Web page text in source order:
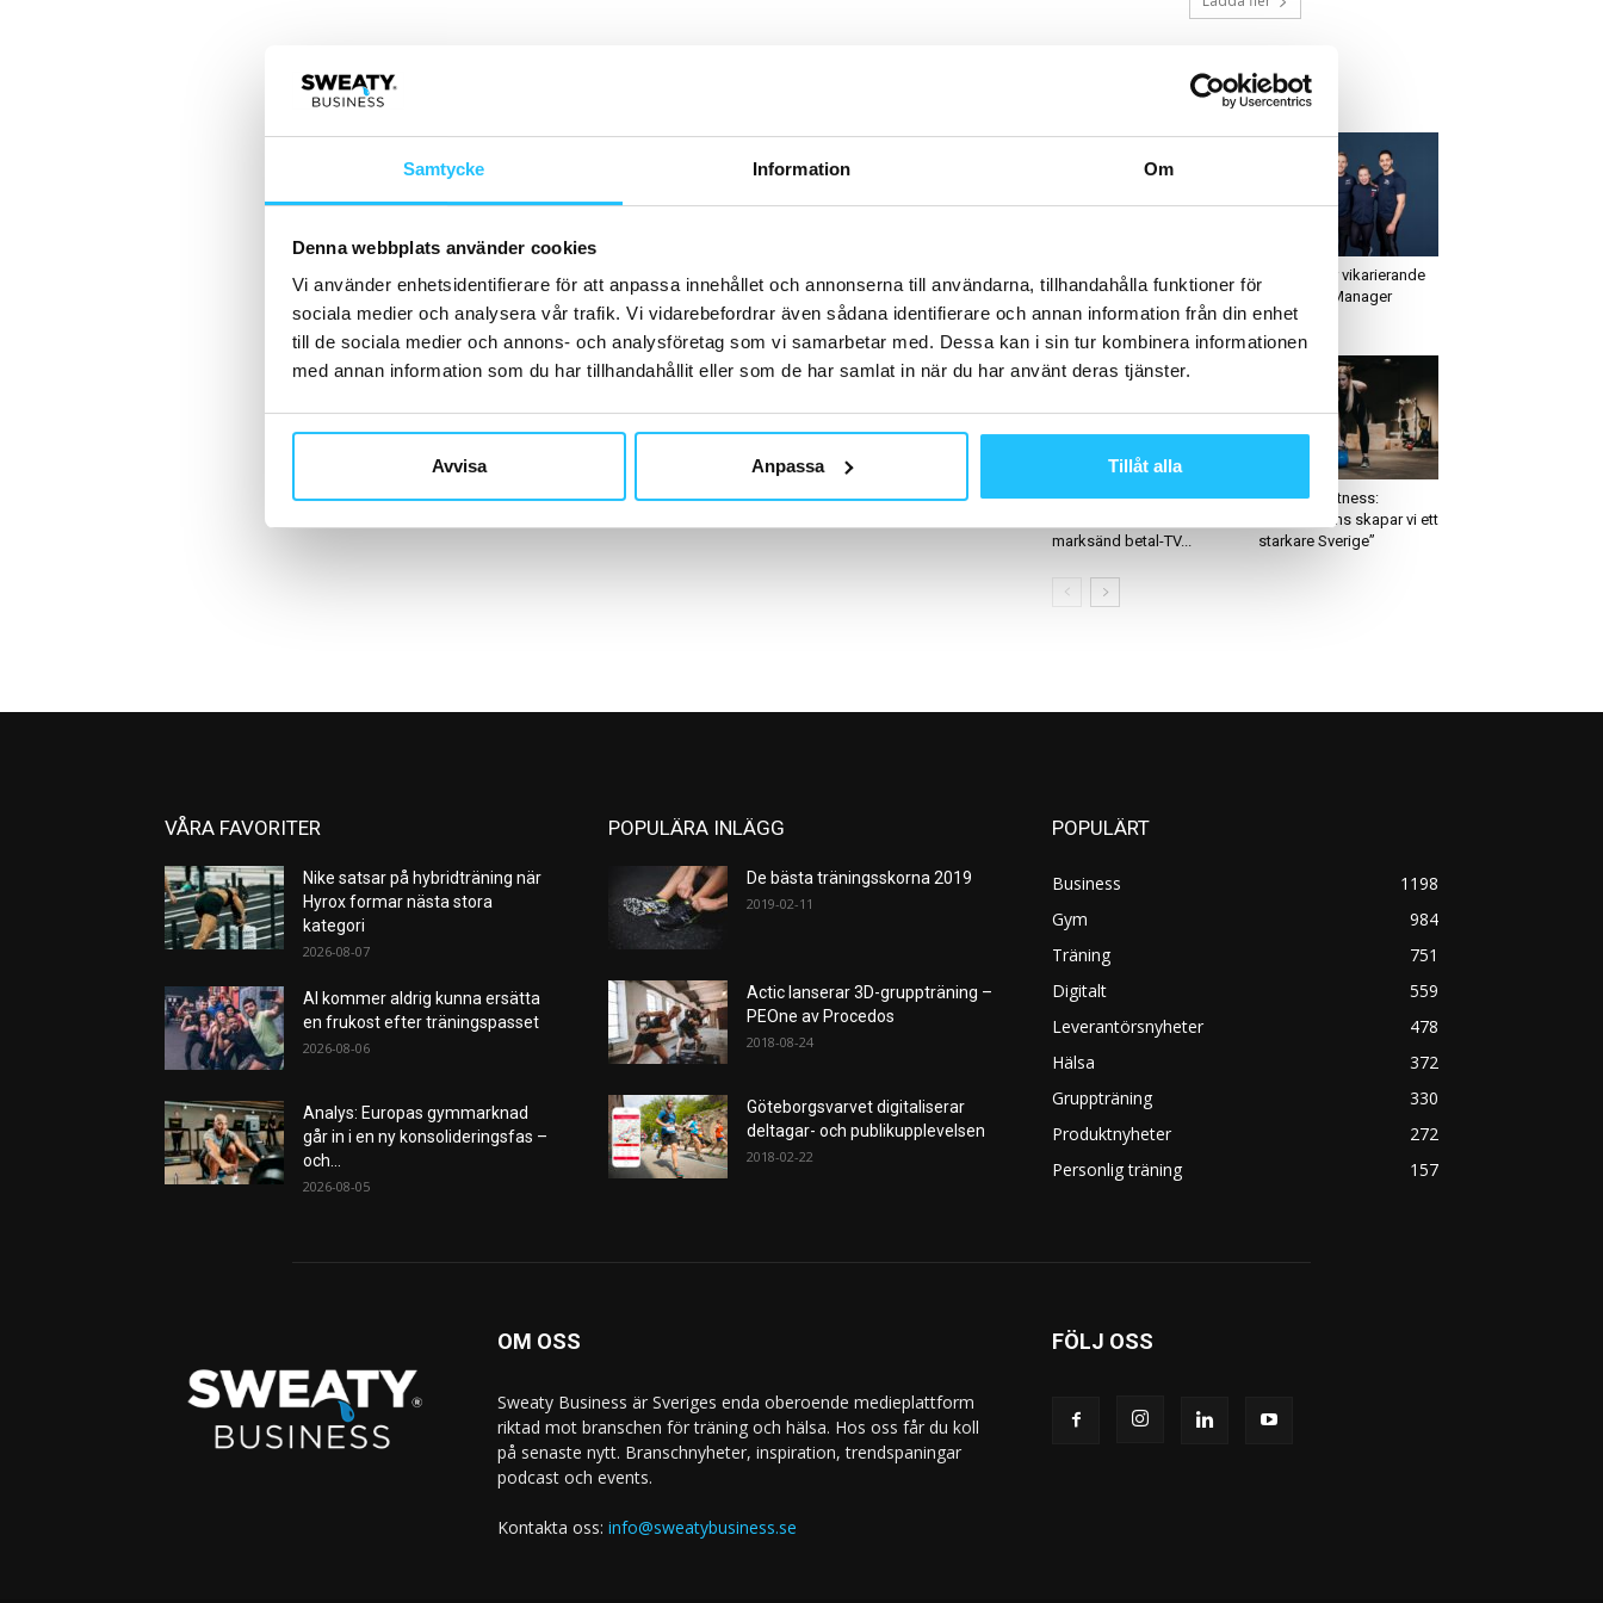
Samtycke Information Om
Denna webbplats använder cookies
Vi använder enhetsidentifierare för att anpassa innehållet och annonserna till användarna, tillhandahålla funktioner för
sociala medier och analysera vår trafik. Vi vidarebefordrar även sådana identifierare och annan information från din enhet
till de sociala medier och annons- och analysföretag som vi samarbetar med. Dessa kan i sin tur kombinera informationen
med annan information som du har tillhandahållit eller som de har samlat in när du har använt deras tjänster.
Avvisa Anpassa Tillåt alla
HETAST JUST NU
Årsrapport 2022 –
medvind för Wellness
Studio
SATS söker vikarierande
Marketing Manager
Business
Har ni koll på er tv-
marksänd betal-TV...
Motion & Fitness:
”Tillsammans skapar vi ett
starkare Sverige”
VÅRA FAVORITER
Nike satsar på hybridträning när
Hyrox formar nästa stora
kategori
2026-08-07
AI kommer aldrig kunna ersätta
en frukost efter träningspasset
2026-08-06
Analys: Europas gymmarknad
går in i en ny konsolideringsfas –
och...
2026-08-05
POPULÄRA INLÄGG
De bästa träningsskorna 2019
2019-02-11
Actic lanserar 3D-gruppträning –
PEOne av Procedos
2018-08-24
Göteborgsvarvet digitaliserar
deltagar- och publikupplevelsen
2018-02-22
POPULÄRT
Business
1198
Gym
984
Träning
751
Digitalt
559
Leverantörsnyheter
478
Hälsa
372
Gruppträning
330
Produktnyheter
272
Personlig träning
157
OM OSS
Sweaty Business är Sveriges enda oberoende medieplattform
riktad mot branschen för träning och hälsa. Hos oss får du koll
på senaste nytt. Branschnyheter, inspiration, trendspaningar
podcast och events.
Kontakta oss: info@sweatybusiness.se
FÖLJ OSS